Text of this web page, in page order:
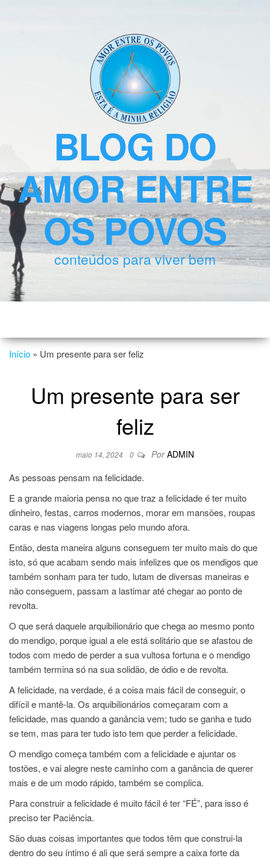
BLOG DO
AMOR ENTRE
OS POVOS
conteúdos para viver bem
Início » Um presente para ser feliz
Um presente para ser
feliz
maio 14, 2024 0 Por ADMIN
As pessoas pensam na felicidade.
E a grande maioria pensa no que traz a felicidade é ter muito
dinheiro, festas, carros modernos, morar em mansões, roupas
caras e nas viagens longas pelo mundo afora.
Então, desta maneira alguns conseguem ter muito mais do que
isto, só que acabam sendo mais infelizes que os mendigos que
também sonham para ter tudo, lutam de diversas maneiras e
não conseguem, passam a lastimar até chegar ao ponto de
revolta.
O que será daquele arquibilionário que chega ao mesmo ponto
do mendigo, porque igual a ele está solitário que se afastou de
todos com medo de perder a sua vultosa fortuna e o mendigo
também termina só na sua solidão, de ódio e de revolta.
A felicidade, na verdade, é a coisa mais fácil de conseguir, o
difícil e mantê-la. Os arquibilionários começaram com a
felicidade, mas quando a ganância vem; tudo se ganha e tudo
se tem, mas para ter tudo isto tem que perder a felicidade.
O mendigo começa também com a felicidade e ajuntar os
tostões, e vai alegre neste caminho com a ganância de querer
mais e de um modo rápido, também se complica.
Para construir a felicidade é muito fácil é ter “FÉ”, para isso é
preciso ter Paciência.
São duas coisas importantes que todos têm que construi-la
dentro do seu íntimo é ali que será sempre a caixa forte da